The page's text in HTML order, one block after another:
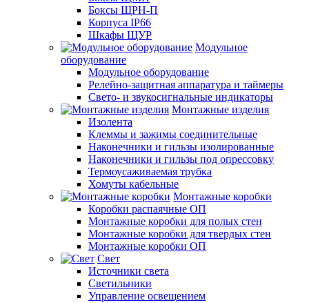
Боксы ЩРН-П
Корпуса IP66
Шкафы ЩУР
Модульное
оборудование
Модульное оборудование
Релейно-защитная аппаратура и таймеры
Свето- и звукосигнальные индикаторы
Монтажные изделия
Изолента
Клеммы и зажимы соединительные
Наконечники и гильзы изолированные
Наконечники и гильзы под опрессовку
Термоусаживаемая трубка
Хомуты кабельные
Монтажные коробки
Коробки распаячные ОП
Монтажные коробки для полых стен
Монтажные коробки для твердых стен
Монтажные коробки ОП
Свет
Источники света
Светильники
Управление освещением